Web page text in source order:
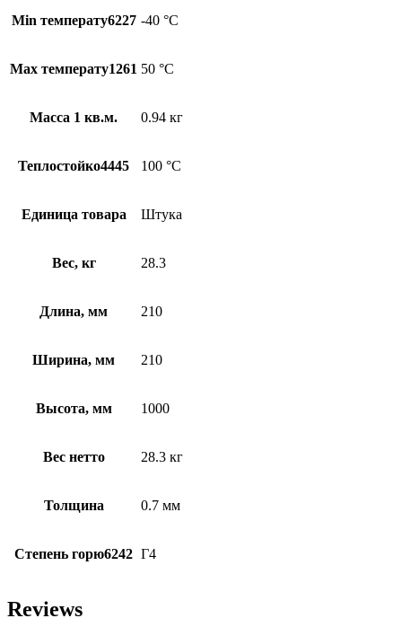
Min температу6227 -40 °С
Max температу1261 50 °С
Масса 1 кв.м. 0.94 кг
Теплостойко4445 100 °С
Единица товара Штука
Вес, кг 28.3
Длина, мм 210
Ширина, мм 210
Высота, мм 1000
Вес нетто 28.3 кг
Толщина 0.7 мм
Степень горю6242 Г4
Reviews